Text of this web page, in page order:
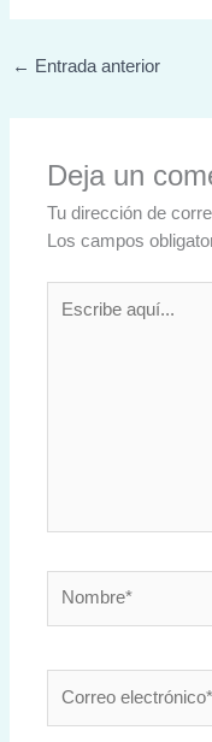
← Entrada anterior
Deja un
Tu dirección de
Los campos
aquí...
electrónico*